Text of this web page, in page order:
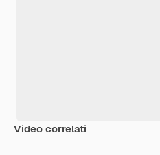
Video correlati